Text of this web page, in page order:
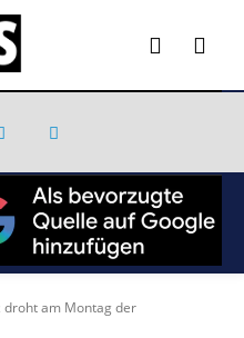
droht am Montag der